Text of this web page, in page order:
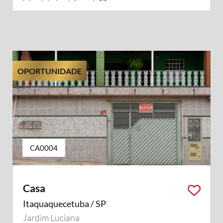
OPORTUNIDADE
CA0004
Casa
Itaquaquecetuba / SP
Jardim Luciana